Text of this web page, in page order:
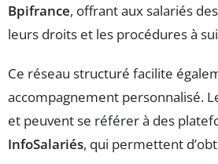
Bpifrance, offrant aux salariés
leurs droits et les procédures à
Ce réseau structuré facilite
accompagnement personnalisé.
et peuvent se référer à des
InfoSalariés, qui permettent